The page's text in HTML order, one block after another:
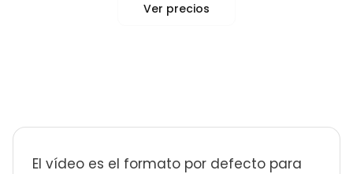
Ver precios
El vídeo es el formato por defecto para